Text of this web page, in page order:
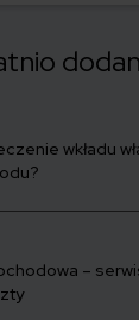
lotniczych za
wkładu
–